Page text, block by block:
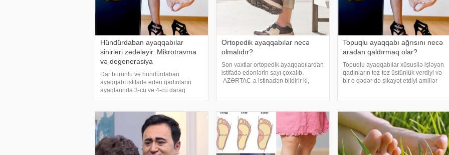
Hündürdaban ayaqqabılar
sinirləri zədələyir. Mikrotravma
və degenerasiya
Dar burunlu və hündürdaban
ayaqqabı istifadə edən qadınların
ayaqlarında 3-cü və 4-cü daraq
meydana gəlir. -a istinadən bildirir
ki, morton nevroması adlana
Ortopedik ayaqqabılar necə
olmalıdır?
Son vaxtlar ortopedik ayaqqabılardan
istifadə edənlərin sayı çoxalıb.
AZƏRTAC-a istinadən bildirir ki,
ayaqqabılara dah
Topuqlu ayaqqabı ağrısını necə
aradan qaldırmaq olar?
Topuqlu ayaqqabılar xüsusilə işləyən
qadınların tez-tez üstünlük verdiyi və
bir o qədər də şikayət etdiyi amillər